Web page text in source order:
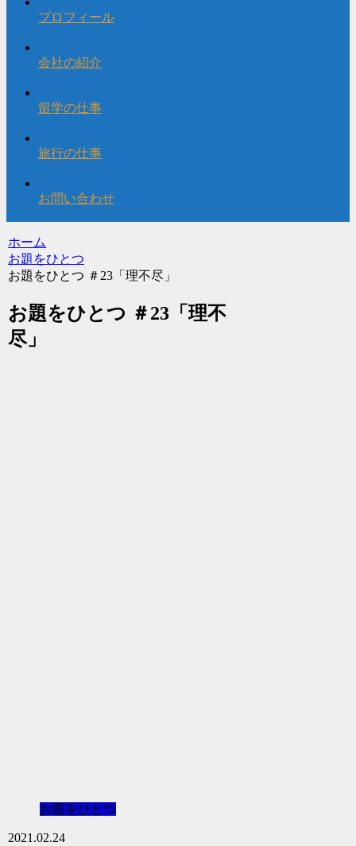
プロフィール
会社の紹介
留学の仕事
旅行の仕事
お問い合わせ
ホーム
お題をひとつ
お題をひとつ ＃23「理不尽」
お題をひとつ ＃23「理不
尽」
お題をひとつ
2021.02.24